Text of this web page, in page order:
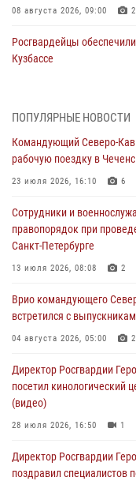
08 августа 2026, 09:00 2
Росгвардейцы
Кузбассе
ОМОН «Ойрат»
08 августа 2026, 07:00
В Кабардино-Балкарии
08 августа 2026, 07:00
Военнослужащие
участником
08 августа 2026, 07:00 2
В Москве росгвардейцы
08 августа 2026, 06:32 1
ПОПУЛЯРНЫЕ НОВОСТИ
Командующий Северо-
рабочую поездку в
23 июля 2026, 16:10 6
Сотрудники и
правопорядок при
Санкт-Петербурге
13 июля 2026, 08:08 2
Врио командующего
встретился с
04 августа 2026, 05:00 2
Директор Росгвардии
посетил
(видео)
28 июля 2026, 16:50 1
Директор Росгвардии
поздравил специалистов